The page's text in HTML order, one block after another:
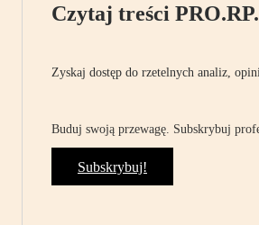
Czytaj treści
Zyskaj dostęp do rzetelnych analiz,
Buduj swoją przewagę. Subskrybuj
Subskrybuj!